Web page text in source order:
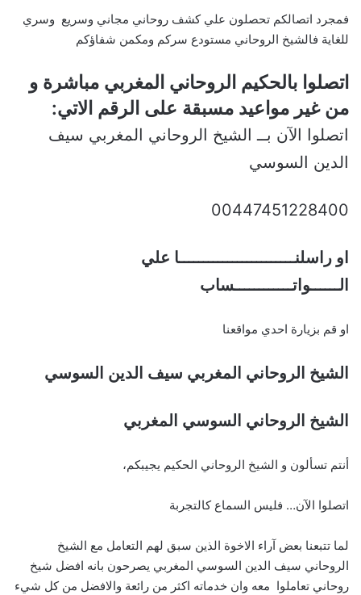
فمجرد اتصالكم تحصلون علي كشف روحاني مجاني وسريع وسري
للغاية فالشيخ الروحاني مستودع سركم ومكمن شفاؤكم
اتصلوا بالحكيم الروحاني المغربي مباشرة و
من غير مواعيد مسبقة على الرقم الاتي:
اتصلوا الآن بــ الشيخ الروحاني المغربي سيف
الدين السوسي
00447451228400
او راسلنــــــــــــــــــــــــا علي
الــــــواتــــــــــــساب
او قم بزيارة احدي مواقعنا
الشيخ الروحاني المغربي سيف الدين السوسي
الشيخ الروحاني السوسي المغربي
أنتم تسألون و الشيخ الروحاني الحكيم يجيبكم،
اتصلوا الآن… فليس السماع كالتجربة
لما تتبعنا بعض آراء الاخوة الذين سبق لهم التعامل مع الشيخ
الروحاني سيف الدين السوسي المغربي يصرحون بانه افضل شيخ
روحاني تعاملوا معه وان خدماته اكثر من رائعة والافضل من كل شيء